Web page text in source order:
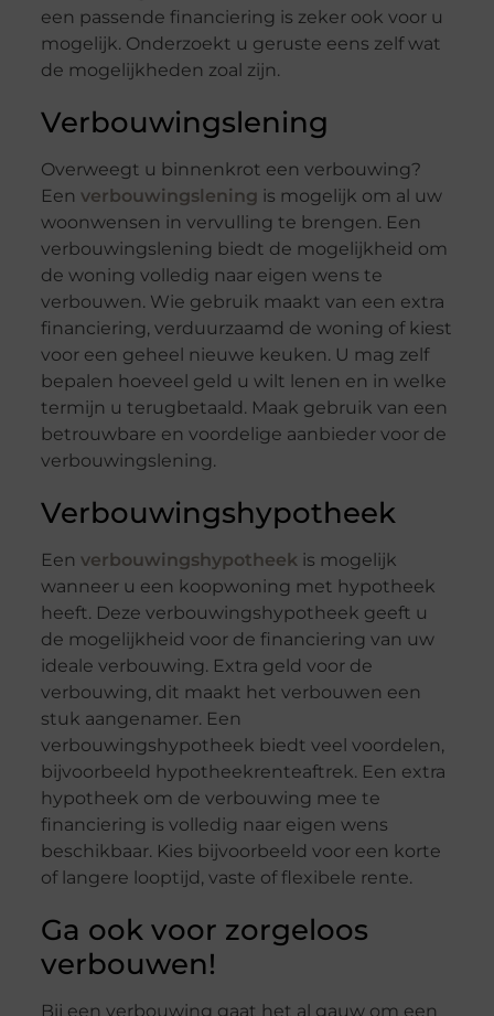
een passende financiering is zeker ook voor u
mogelijk. Onderzoekt u geruste eens zelf wat
de mogelijkheden zoal zijn.
Verbouwingslening
Overweegt u binnenkrot een verbouwing?
Een verbouwingslening is mogelijk om al uw
woonwensen in vervulling te brengen. Een
verbouwingslening biedt de mogelijkheid om
de woning volledig naar eigen wens te
verbouwen. Wie gebruik maakt van een extra
financiering, verduurzaamd de woning of kiest
voor een geheel nieuwe keuken. U mag zelf
bepalen hoeveel geld u wilt lenen en in welke
termijn u terugbetaald. Maak gebruik van een
betrouwbare en voordelige aanbieder voor de
verbouwingslening.
Verbouwingshypotheek
Een verbouwingshypotheekis mogelijk
wanneer u een koopwoning met hypotheek
heeft. Deze verbouwingshypotheek geeft u
de mogelijkheid voor de financiering van uw
ideale verbouwing. Extra geld voor de
verbouwing, dit maakt het verbouwen een
stuk aangenamer. Een
verbouwingshypotheek biedt veel voordelen,
bijvoorbeeld hypotheekrenteaftrek. Een extra
hypotheek om de verbouwing mee te
financiering is volledig naar eigen wens
beschikbaar. Kies bijvoorbeeld voor een korte
of langere looptijd, vaste of flexibele rente.
Ga ook voor zorgeloos
verbouwen!
Bij een verbouwing gaat het al gauw om een